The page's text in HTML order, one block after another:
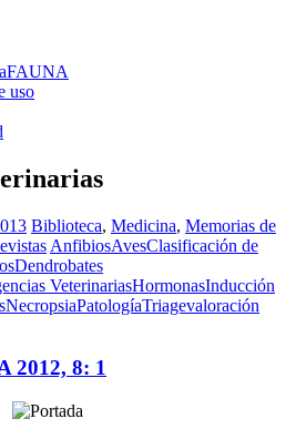
uso
Biblioteca, Medicina, Memorias de
AnfibiosAvesClasificación de
Dendrobates
VeterinariasHormonasInducción
NecropsiaPatologíaTriagevaloración
2012, 8: 1